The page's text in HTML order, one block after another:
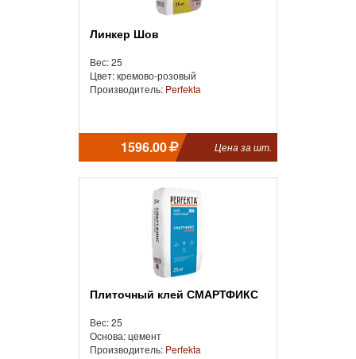
Линкер Шов
Вес: 25
Цвет: кремово-розовый
Производитель: Perfekta
1596.00 Цена за шт.
Плиточный клей СМАРТФИКС
Вес: 25
Основа: цемент
Производитель: Perfekta